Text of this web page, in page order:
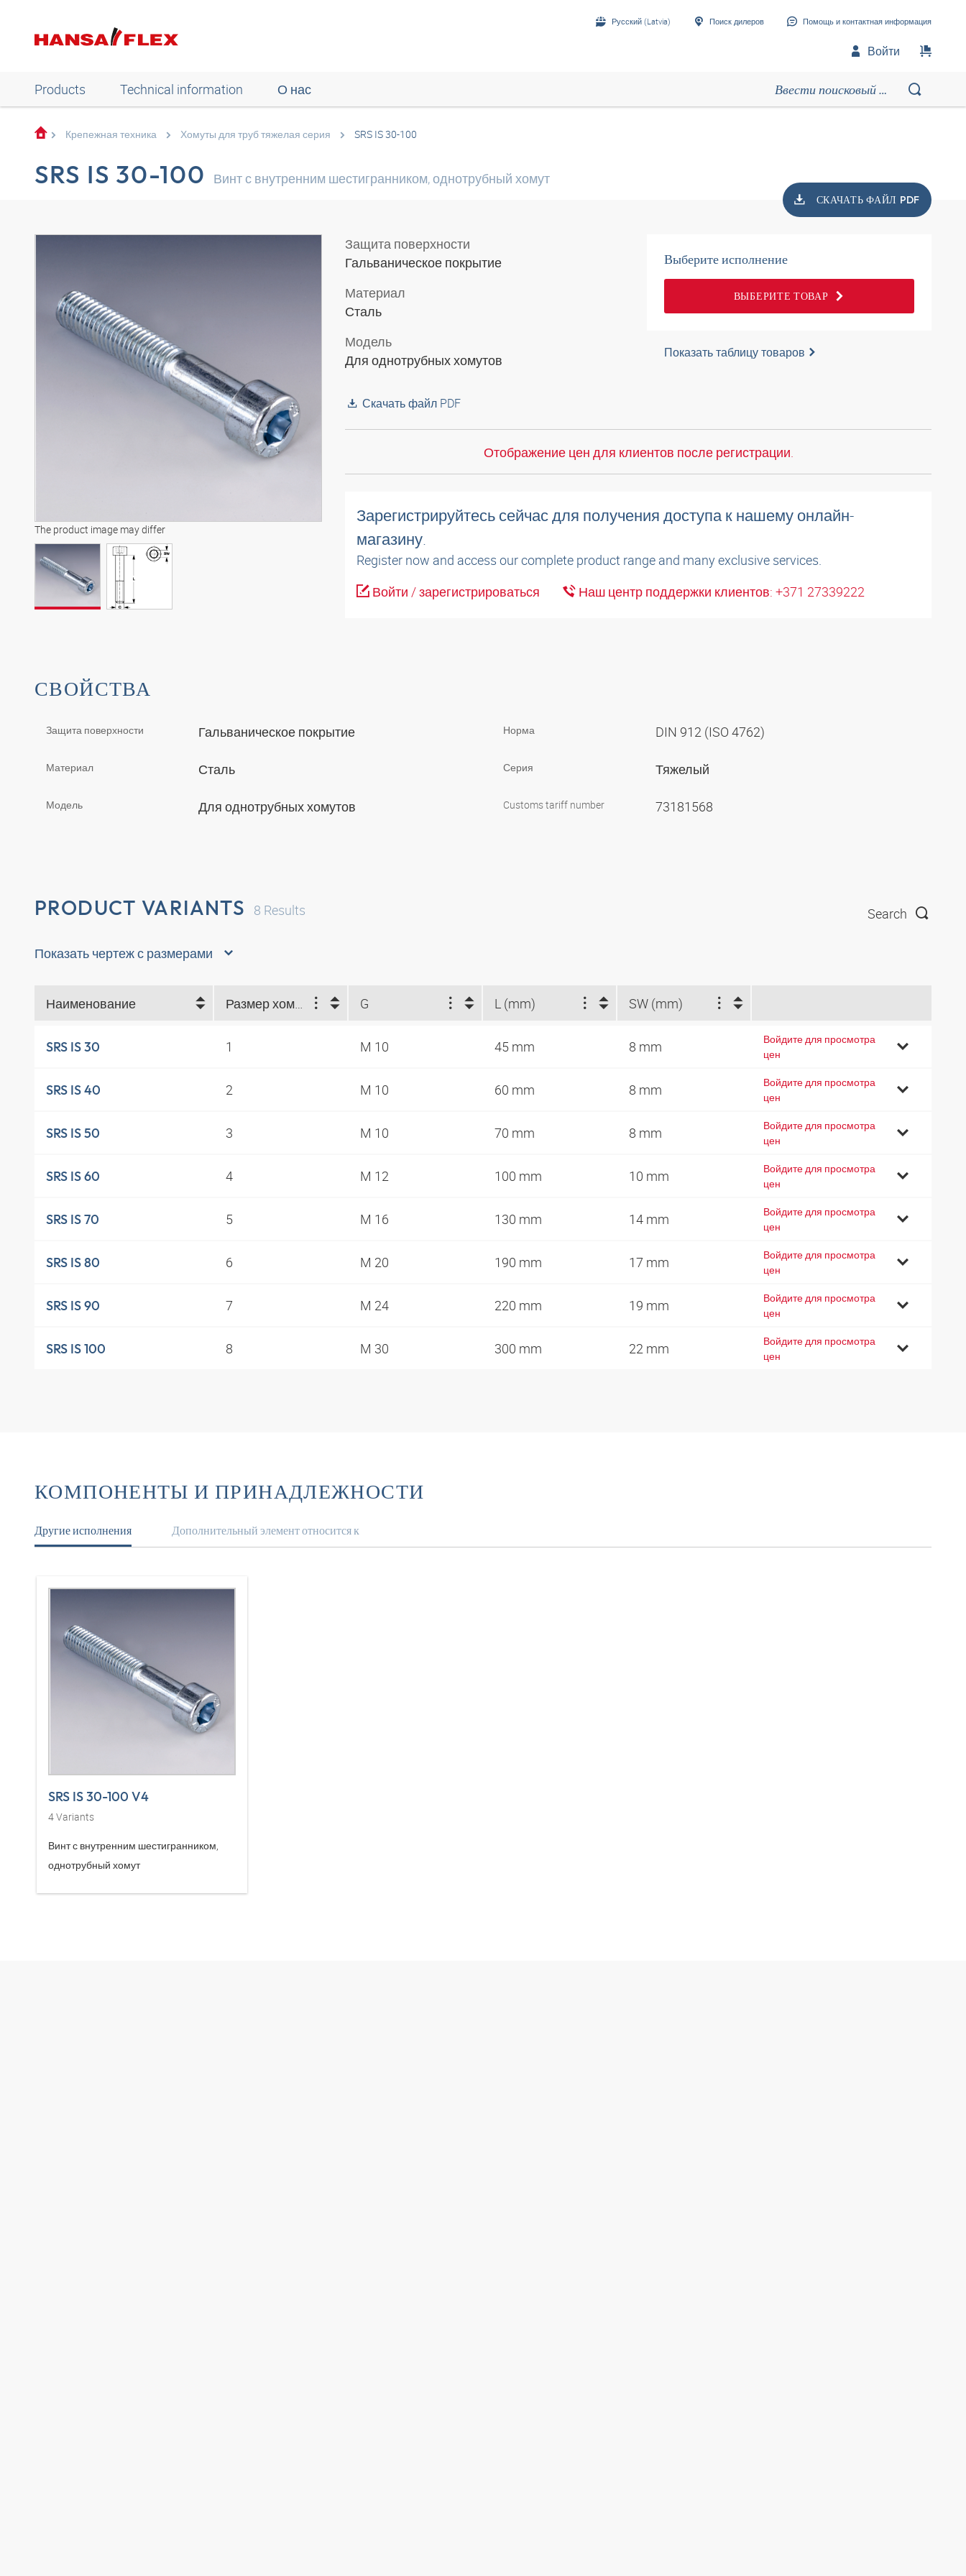
Русский (Latvia) Поиск дилеров Помощь и контактная информация
Войти
Products Technical information О нас
Крепежная техника Хомуты для труб тяжелая серия SRS IS 30-100
SRS IS 30-100 Винт с внутренним шестигранником, однотрубный хомут
СКАЧАТЬ ФАЙЛ PDF
The product image may differ
Защита поверхности
Гальваническое покрытие
Материал
Сталь
Модель
Для однотрубных хомутов
Скачать файл PDF
Выберите исполнение
ВЫБЕРИТЕ ТОВАР
Показать таблицу товаров
Отображение цен для клиентов после регистрации.
Зарегистрируйтесь сейчас для получения доступа к нашему онлайн-
магазину.
Register now and access our complete product range and many exclusive services.
Войти / зарегистрироваться
Наш центр поддержки клиентов: +371 27339222
СВОЙСТВА
Защита поверхности Гальваническое покрытие
Материал Сталь
Модель Для однотрубных хомутов
Норма DIN 912 (ISO 4762)
Серия Тяжелый
Customs tariff number 73181568
PRODUCT VARIANTS 8 Results Search
Показать чертеж с размерами
Наименование Размер хомута G L (mm) SW (mm)
SRS IS 30 1 M 10 45 mm 8 mm
Войдите для просмотра
цен
SRS IS 40 2 M 10 60 mm 8 mm
Войдите для просмотра
цен
SRS IS 50 3 M 10 70 mm 8 mm
Войдите для просмотра
цен
SRS IS 60 4 M 12 100 mm 10 mm
Войдите для просмотра
цен
SRS IS 70 5 M 16 130 mm 14 mm
Войдите для просмотра
цен
SRS IS 80 6 M 20 190 mm 17 mm
Войдите для просмотра
цен
SRS IS 90 7 M 24 220 mm 19 mm
Войдите для просмотра
цен
SRS IS 100 8 M 30 300 mm 22 mm
Войдите для просмотра
цен
КОМПОНЕНТЫ И ПРИНАДЛЕЖНОСТИ
Другие исполнения
SRS IS 30-100 V4
4Variants
Винт с внутренним шестигранником,
однотрубный хомут
Дополнительный элемент относится к